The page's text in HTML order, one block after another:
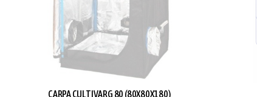
CARPA CULTIVARG 80 (80X80X180)